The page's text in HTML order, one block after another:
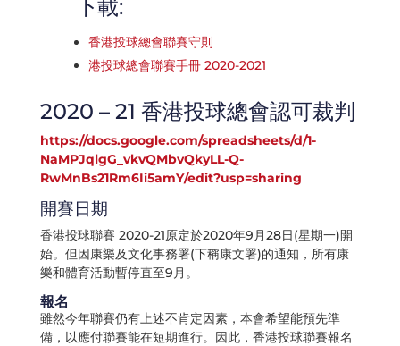
下載:
香港投球總會聯賽守則
港投球總會聯賽手冊 2020-2021
2020 – 21 香港投球總會認可裁判
https://docs.google.com/spreadsheets/d/1-
NaMPJqlgG_vkvQMbvQkyLL-Q-
RwMnBs21Rm6Ii5amY/edit?usp=sharing
開賽日期
香港投球聯賽 2020-21原定於2020年9月28日(星期一)開
始。但因康樂及文化事務署(下稱康文署)的通知，所有康
樂和體育活動暫停直至9月。
報名
雖然今年聯賽仍有上述不肯定因素，本會希望能預先準
備，以應付聯賽能在短期進行。因此，香港投球聯賽報名